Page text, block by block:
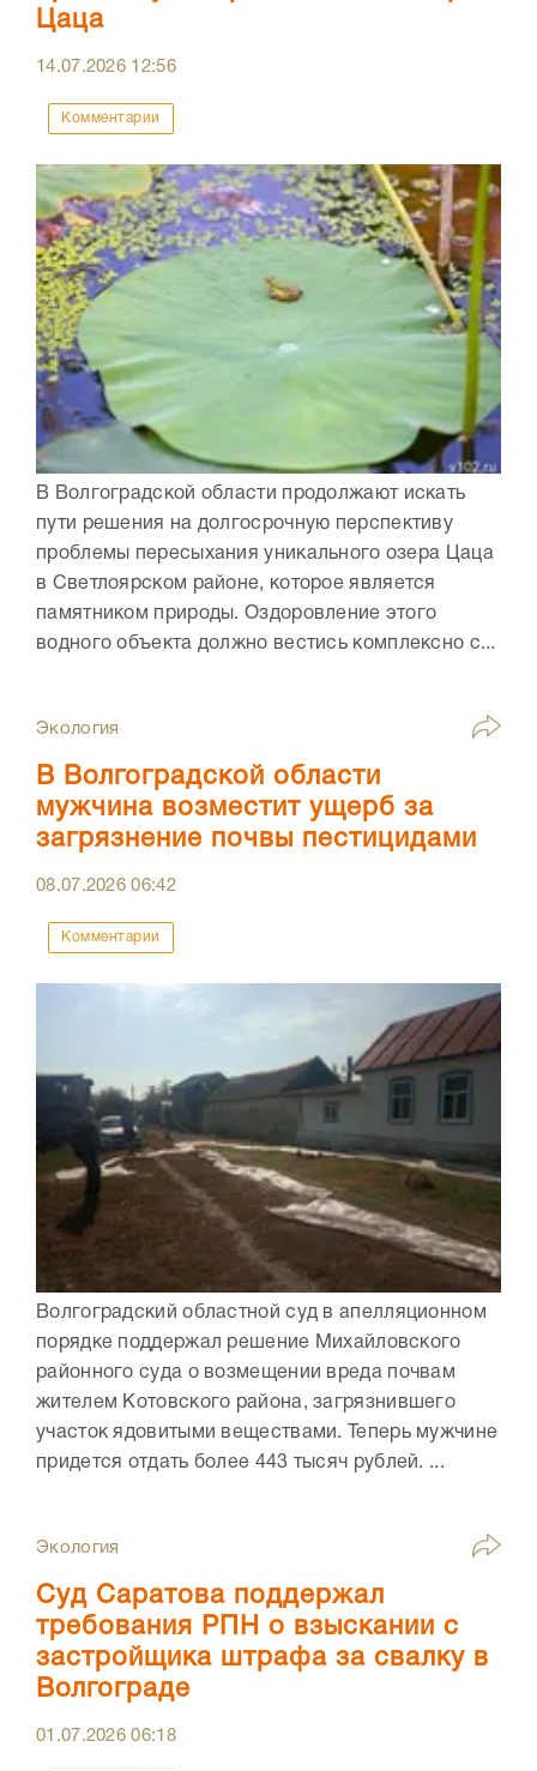
Цаца
14.07.2026 12:56
Комментарии
В Волгоградской области продолжают искать
пути решения на долгосрочную перспективу
проблемы пересыхания уникального озера Цаца
в Светлоярском районе, которое является
памятником природы. Оздоровление этого
водного объекта должно вестись комплексно с...
Экология
В Волгоградской области
мужчина возместит ущерб за
загрязнение почвы пестицидами
08.07.202606:42
Комментарии
Волгоградский областной суд в апелляционном
порядке поддержал решение Михайловского
районного суда о возмещении вреда почвам
жителем Котовского района, загрязнившего
участок ядовитыми веществами. Теперь мужчине
придется отдать более 443 тысяч рублей. ...
Экология
Суд Саратова поддержал
требования РПН о взыскании с
застройщика штрафа за свалку в
Волгограде
01.07.202606:18